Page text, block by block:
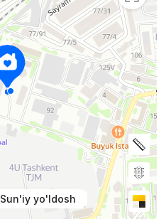
Sun'iy yo'ldosh